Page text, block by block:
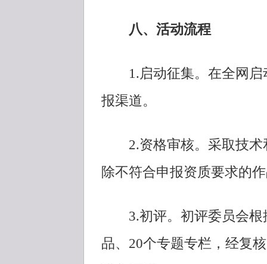
八、活动流程
1.启动征集。在全网启
报渠道。
2.资格审核。采取技术
除不符合申报资质要求的
3.初评。初评委员会根
品、20个专题专栏，经复